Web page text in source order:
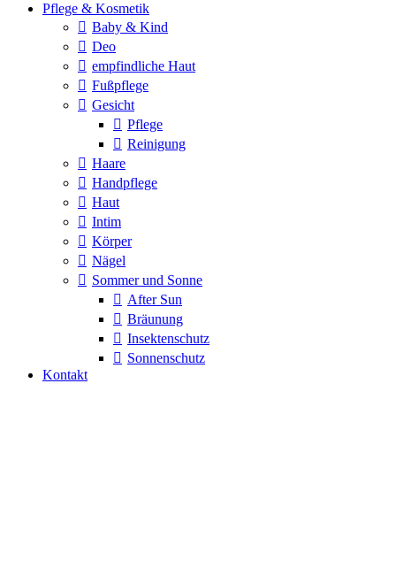
Pflege & Kosmetik
Baby & Kind
Deo
empfindliche Haut
Fußpflege
Gesicht
Pflege
Reinigung
Haare
Handpflege
Haut
Intim
Körper
Nägel
Sommer und Sonne
After Sun
Bräunung
Insektenschutz
Sonnenschutz
Kontakt